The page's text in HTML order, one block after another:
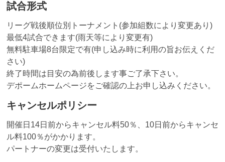
試合形式
リーグ戦後順位別トーナメント(参加組数により変更あり)
最低4試合できます(雨天等により変更有)
無料駐車場8台限定で有(申し込み時に利用の旨お伝えくだ
さい)
終了時間は目安の為前後します事ご了承下さい。
デポームホームページをご確認の上お申し込みください。
キャンセルポリシー
開催日14日前からキャンセル料50％、10日前からキャンセ
ル料100％がかかります。
パートナーの変更は受付いたします。